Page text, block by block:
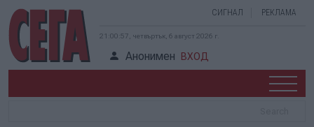
СИГНАЛ РЕКЛАМА
21:00:58, четвъртък, 6 август 2026 г.
Анонимен ВХОД